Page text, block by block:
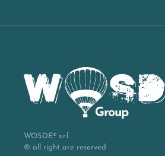
WOSDE® s.r.l.
© all right are reserved